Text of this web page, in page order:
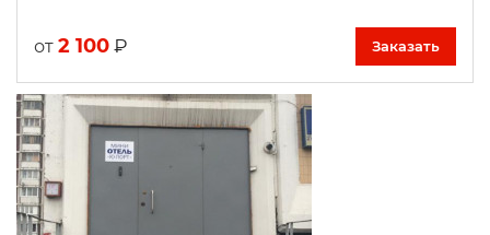
от 2 100 ₽ Заказать